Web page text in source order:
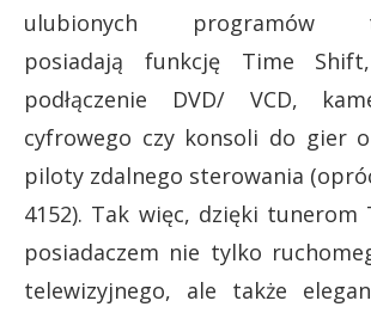
ulubionych programów
posiadają funkcję Time
podłączenie DVD/ VCD,
cyfrowego czy konsoli do gier
piloty zdalnego sterowania
4152). Tak więc, dzięki tunerom
posiadaczem nie tylko
telewizyjnego, ale także